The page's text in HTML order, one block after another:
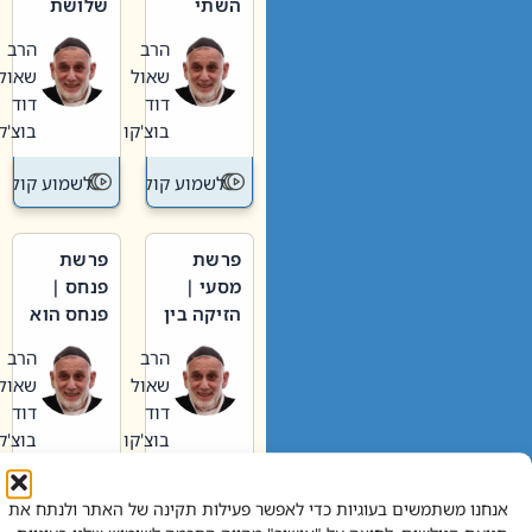
אנחנו משתמשים בעוגיות כדי לאפשר פעילות תקינה של האתר ולנתח את
וערב של
חיינו
הרב
שאול
דוד
בוצ'קו
לשמוע קול תורה – מדרש
האבות
הרב
שאול
דוד
בוצ'קו
לשמוע קול
פרשת
מסעי |
הזיקה בין
הגדול לעם הרב
שאול
דוד
בוצ'קו
לשמוע קול תורה – מדרש
פרשת
פנחס |
פנחס הוא
אליהו: בין
קנאות
הורסת
לקנאות
בונה
הרב
שאול
דוד
בוצ'קו
לשמוע קול